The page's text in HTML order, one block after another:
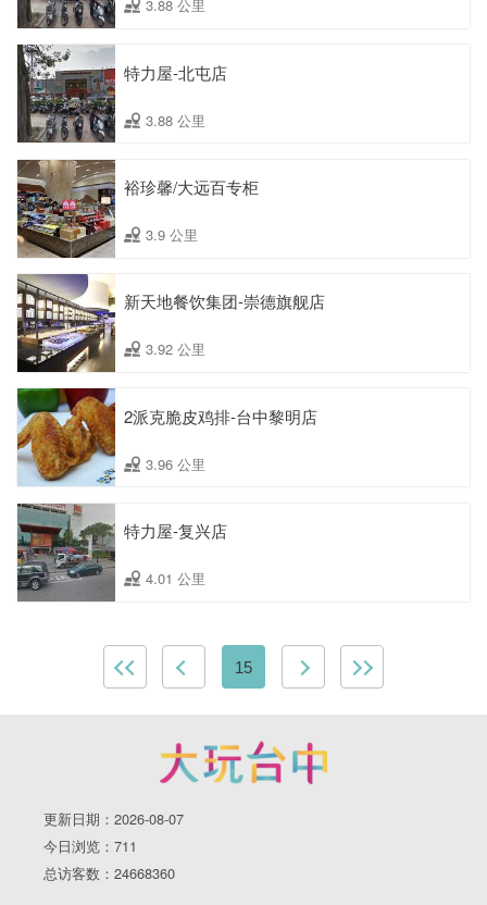
3.88 公里
特力屋-北屯店
3.88 公里
裕珍馨/大远百专柜
3.9 公里
新天地餐饮集团-崇德旗舰店
3.92 公里
2派克脆皮鸡排-台中黎明店
3.96 公里
特力屋-复兴店
4.01 公里
15
更新日期：2026-08-07
今日浏览：711
总访客数：24668360